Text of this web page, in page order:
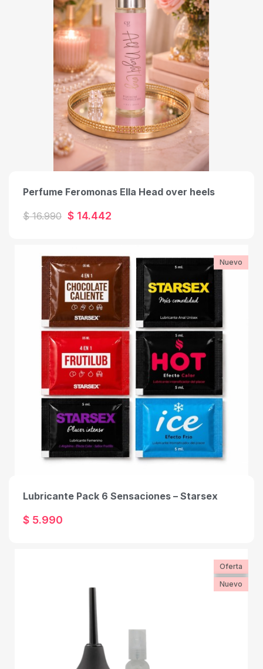
Perfume Feromonas Ella Head over heels
$ 16.990 $ 14.442
Nuevo
Lubricante Pack 6 Sensaciones – Starsex
$ 5.990
Oferta
Nuevo